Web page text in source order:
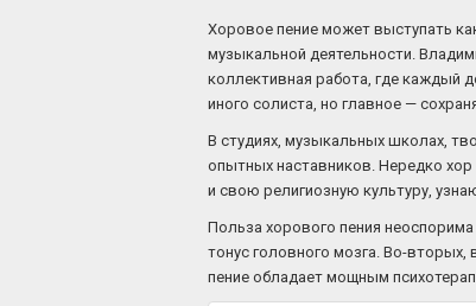
Хоровое пение может выступать
музыкальной деятельности.
коллективная работа, где каждый
иного солиста, но главное —
В студиях, музыкальных школах,
опытных наставников. Нередко
и свою религиозную культуру,
Польза хорового пения
тонус головного мозга. Во-вторых,
пение обладает мощным